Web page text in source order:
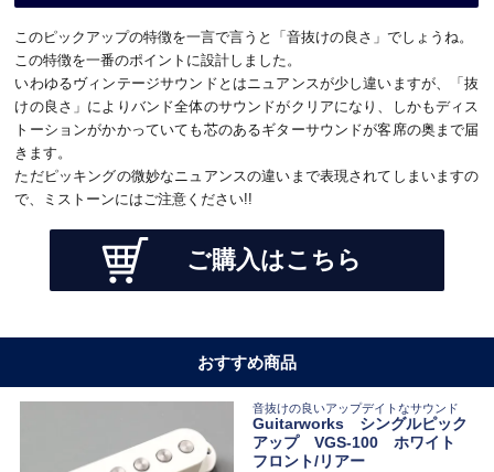
このピックアップの特徴を一言で言うと「音抜けの良さ」でしょうね。
この特徴を一番のポイントに設計しました。
いわゆるヴィンテージサウンドとはニュアンスが少し違いますが、「抜
けの良さ」によりバンド全体のサウンドがクリアになり、しかもディス
トーションがかかっていても芯のあるギターサウンドが客席の奥まで届
きます。
ただピッキングの微妙なニュアンスの違いまで表現されてしまいますの
で、ミストーンにはご注意ください!!
ご購入はこちら
おすすめ商品
音抜けの良いアップデイトなサウンド
Guitarworks シングルピック
アップ VGS-100 ホワイト
フロント/リアー